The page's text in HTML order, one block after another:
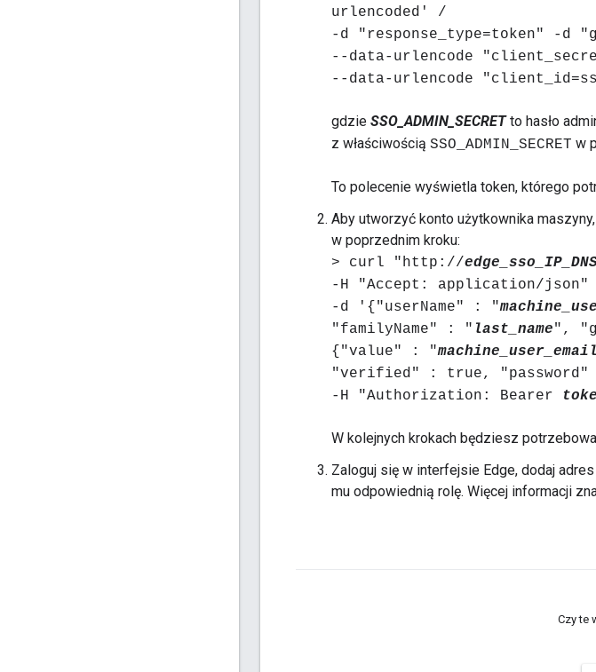
urlencoded' /
-d "response_type=token" -d
--data-urlencode
--data-urlencode
gdzie SSO_ADMIN_SECRETto hasło
z właściwością SSO_ADMIN_SECRET w
To polecenie wyświetla token, którego
Aby utworzyć konto użytkownika
w poprzednim kroku:
> curl "http://
-H "Accept: application/
-d '{"userName" : "
"familyName" : " last_name",
{"value" : "machine_user_email
"verified" : true,
-H "Authorization: Bearer
W kolejnych krokach będziesz
Zaloguj się w interfejsie Edge, dodaj
mu odpowiednią rolę. Więcej informacji
Czy te